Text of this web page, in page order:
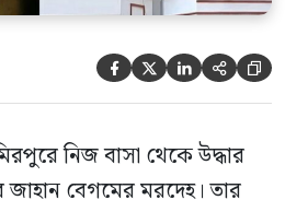
    
নিজ বাসা থেকে উদ্ধার
বেগমের মরদেহ। তার